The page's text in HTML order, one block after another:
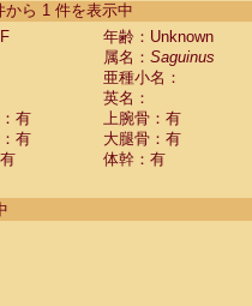
labiatus(0)
leucopus (0)
mystax
nigricollis (1)
oedipus
weddelli
spp.
から 1 件を表示中
年齢：Unknown
属名： Saguinus
亜種小名：
英名：
有 上腕骨：有
有 大腿骨：有
体幹：有